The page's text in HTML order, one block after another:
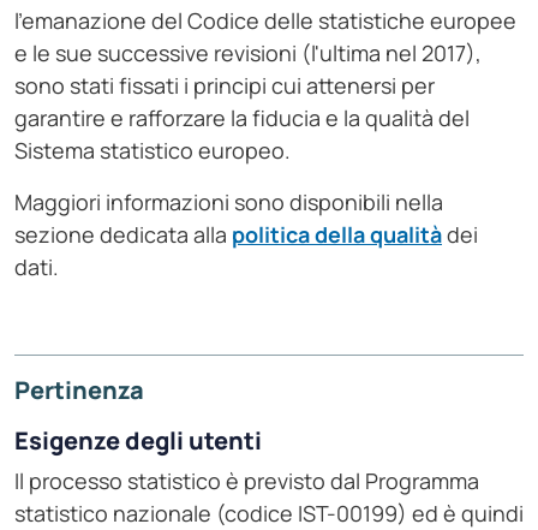
l'emanazione del Codice delle statistiche europee
e le sue successive revisioni (l'ultima nel 2017),
sono stati fissati i principi cui attenersi per
garantire e rafforzare la fiducia e la qualità del
Sistema statistico europeo.
Maggiori informazioni sono disponibili nella
sezione dedicata alla politica della qualitàdei
dati.
Pertinenza
Esigenze degli utenti
Il processo statistico è previsto dal Programma
statistico nazionale (codice IST-00199) ed è quindi